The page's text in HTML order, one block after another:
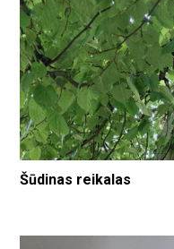
Šūdinas reikalas